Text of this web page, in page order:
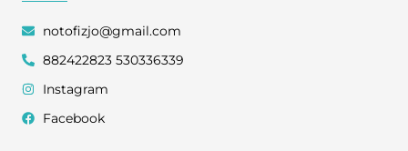
notofizjo@gmail.com
882422823 530336339
Instagram
Facebook